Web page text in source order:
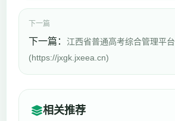
下一篇
下一篇： 江西省普通高考综合管理平台
(https://jxgk.jxeea.cn)
相关推荐